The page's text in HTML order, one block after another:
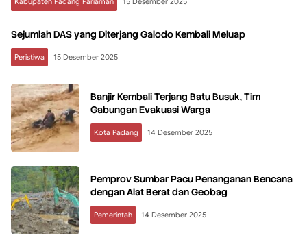
Sejumlah DAS yang Diterjang Galodo Kembali Meluap
Peristiwa 15 Desember 2025
Banjir Kembali Terjang Batu Busuk, Tim
Gabungan Evakuasi Warga
Kota Padang 14 Desember 2025
Pemprov Sumbar Pacu Penanganan Bencana
dengan Alat Berat dan Geobag
Pemerintah 14 Desember 2025